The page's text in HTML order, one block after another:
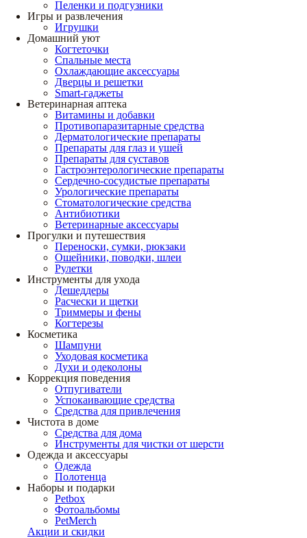
Пеленки и подгузники
Игры и развлечения
Игрушки
Домашний уют
Когтеточки
Спальные места
Охлаждающие аксессуары
Дверцы и решетки
Smart-гаджеты
Ветеринарная аптека
Витамины и добавки
Противопаразитарные средства
Дерматологические препараты
Препараты для глаз и ушей
Препараты для суставов
Гастроэнтерологические препараты
Сердечно-сосудистые препараты
Урологические препараты
Стоматологические средства
Антибиотики
Ветеринарные аксессуары
Прогулки и путешествия
Переноски, сумки, рюкзаки
Ошейники, поводки, шлеи
Рулетки
Инструменты для ухода
Дешеддеры
Расчески и щетки
Триммеры и фены
Когтерезы
Косметика
Шампуни
Уходовая косметика
Духи и одеколоны
Коррекция поведения
Отпугиватели
Успокаивающие средства
Средства для привлечения
Чистота в доме
Средства для дома
Инструменты для чистки от шерсти
Одежда и аксессуары
Одежда
Полотенца
Наборы и подарки
Petbox
Фотоальбомы
PetMerch
Акции и скидки